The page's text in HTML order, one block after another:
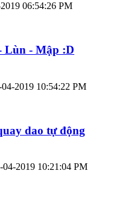
06:54:26 PM
Lùn - Mập :D
04-2019 10:54:22 PM
dao tự động
04-2019 10:21:04 PM